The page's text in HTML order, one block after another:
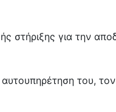
στήριξης για την
του, τον